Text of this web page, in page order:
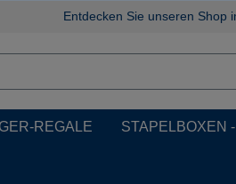
Entdecken Sie unseren Shop
REGALE STAPELBOXEN